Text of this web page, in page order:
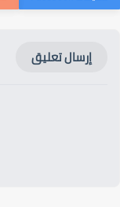
إرسال تعليق